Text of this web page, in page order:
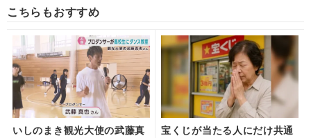
こちらもおすすめ
いしのまき観光大使の武藤真
宝くじが当たる人にだけ共通